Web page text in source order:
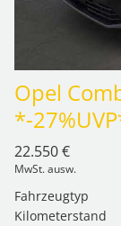
Opel
*-
22.550 €
MwSt. ausw.
Fahrzeugtyp
Kilometerstand